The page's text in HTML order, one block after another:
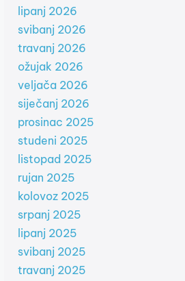
lipanj 2026
svibanj 2026
travanj 2026
ožujak 2026
veljača 2026
siječanj 2026
prosinac 2025
studeni 2025
listopad 2025
rujan 2025
kolovoz 2025
srpanj 2025
lipanj 2025
svibanj 2025
travanj 2025